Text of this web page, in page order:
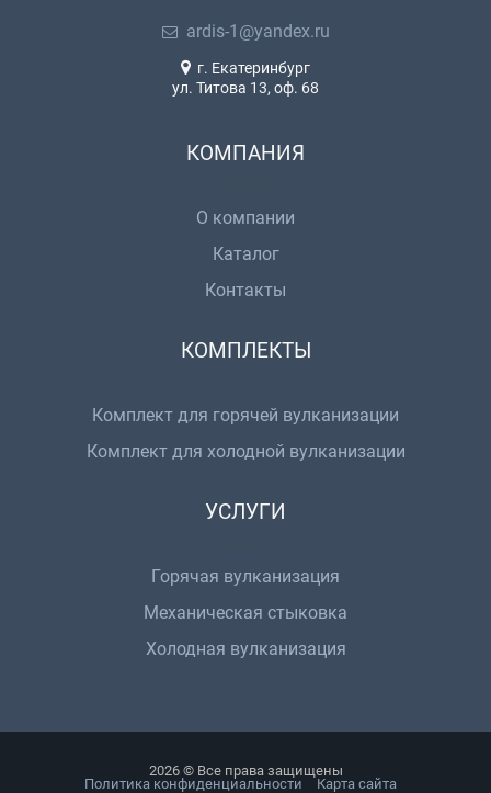
ardis-1@yandex.ru
г. Екатеринбург
ул. Титова 13, оф. 68
КОМПАНИЯ
О компании
Каталог
Контакты
КОМПЛЕКТЫ
Комплект для горячей вулканизации
Комплект для холодной вулканизации
УСЛУГИ
Горячая вулканизация
Механическая стыковка
Холодная вулканизация
2026 © Все права защищены
Политика конфиденциальности
Карта сайта